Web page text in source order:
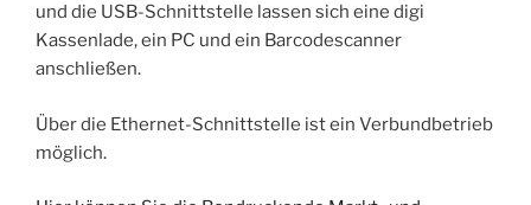
und die USB-Schnittstelle lassen sich eine digi
Kassenlade, ein PC und ein Barcodescanner
anschließen.
Über die Ethernet-Schnittstelle ist ein Verbundbetrieb
möglich.